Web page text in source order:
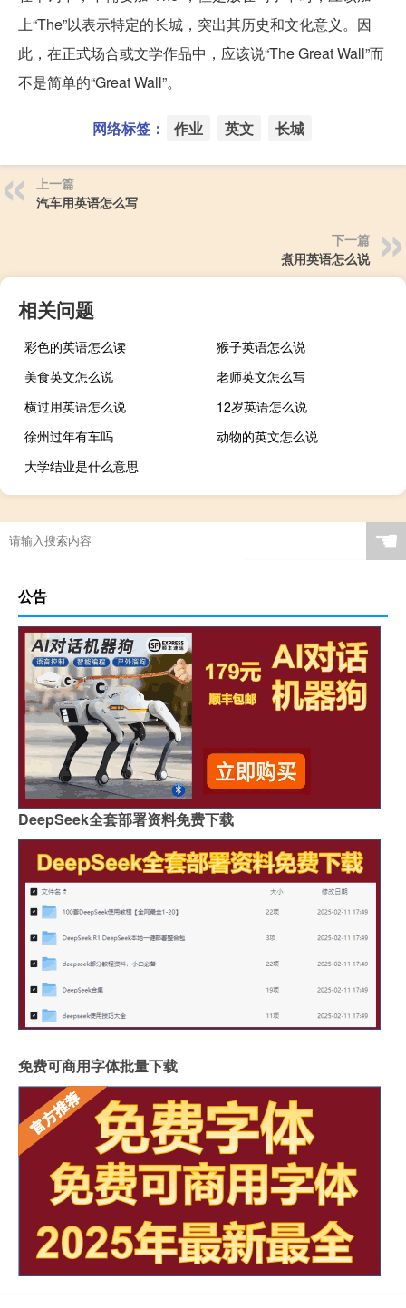
上“The”以表示特定的长城，突出其历史和文化意义。因
此，在正式场合或文学作品中，应该说“The Great Wall”而
不是简单的“Great Wall”。
网络标签： 作业 英文 长城
上一篇
汽车用英语怎么写
下一篇
煮用英语怎么说
相关问题
彩色的英语怎么读
猴子英语怎么说
美食英文怎么说
老师英文怎么写
横过用英语怎么说
12岁英语怎么说
徐州过年有车吗
动物的英文怎么说
大学结业是什么意思
☚
公告
DeepSeek全套部署资料免费下载
免费可商用字体批量下载